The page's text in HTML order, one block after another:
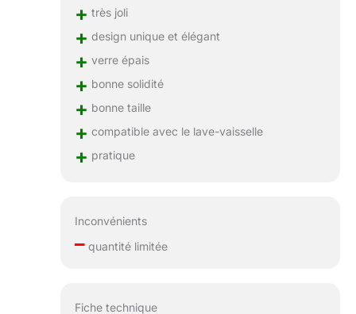
+ très joli
+ design unique et élégant
+ verre épais
+ bonne solidité
+ bonne taille
+ compatible avec le lave-vaisselle
+ pratique
Inconvénients
–quantité limitée
Fiche technique